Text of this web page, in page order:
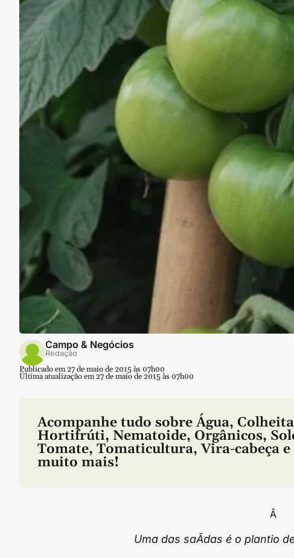
Campo & Negócios
Redação
Publicado em 27 de maio de 2015 às 07h00
Última atualização em 27 de maio de 2015 às 07h00
Acompanhe tudo sobre Água, Colheita
Hortifrúti, Nematoide, Orgânicos,
Tomate, Tomaticultura,Vira-cabeça e
muito mais!
Â
Uma das saÃ­das é o plantio